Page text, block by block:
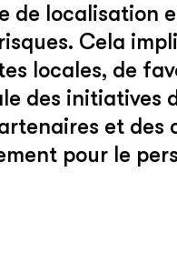
de localisation
Cela
locales, de
des
et
pour le